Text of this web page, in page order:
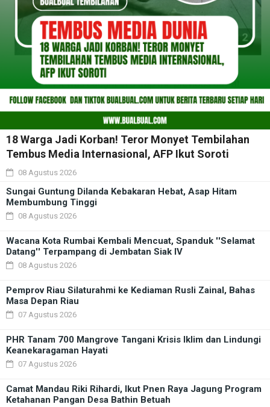
18 Warga Jadi Korban! Teror Monyet Tembilahan
Tembus Media Internasional, AFP Ikut Soroti
08 Agustus 2026
Sungai Guntung Dilanda Kebakaran Hebat, Asap Hitam
Membumbung Tinggi
08 Agustus 2026
Wacana Kota Rumbai Kembali Mencuat, Spanduk ''Selamat
Datang'' Terpampang di Jembatan Siak IV
08 Agustus 2026
Pemprov Riau Silaturahmi ke Kediaman Rusli Zainal, Bahas
Masa Depan Riau
07 Agustus 2026
PHR Tanam 700 Mangrove Tangani Krisis Iklim dan Lindungi
Keanekaragaman Hayati
07 Agustus 2026
Camat Mandau Riki Rihardi, Ikut Pnen Raya Jagung Program
Ketahanan Pangan Desa Bathin Betuah